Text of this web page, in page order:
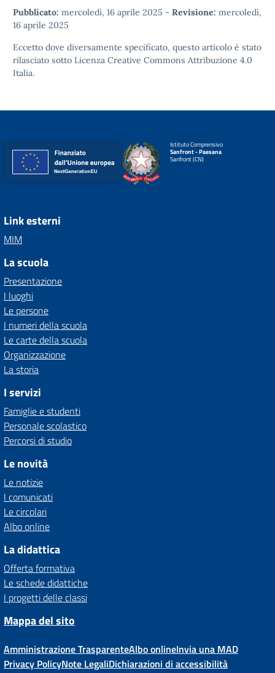
Pubblicato: mercoledì, 16 aprile 2025 - Revisione: mercoledì,
16 aprile 2025
Eccetto dove diversamente specificato, questo articolo è stato
rilasciato sotto Licenza Creative Commons Attribuzione 4.0
Italia.
Istituto Comprensivo
Sanfront - Paesana
Sanfront (CN)
Link esterni
MIM
La scuola
Presentazione
I luoghi
Le persone
I numeri della scuola
Le carte della scuola
Organizzazione
La storia
I servizi
Famiglie e studenti
Personale scolastico
Percorsi di studio
Le novità
Le notizie
I comunicati
Le circolari
Albo online
La didattica
Offerta formativa
Le schede didattiche
I progetti delle classi
Mappa del sito
Amministrazione TrasparenteAlbo onlineInvia una MAD
Privacy PolicyNote LegaliDichiarazioni di accessibilità